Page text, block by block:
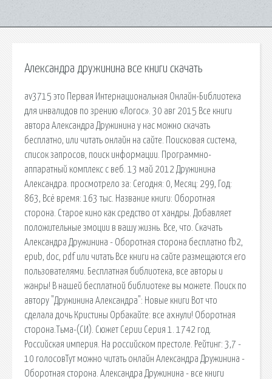
Александра дружинина все книги скачать
av3715 это Первая Интернациональная Онлайн-Библиотека
для инвалидов по зрению «Логос». 30 авг 2015 Все книги
автора Александра Дружинина у нас можно скачать
бесплатно, или читать онлайн на сайте. Поисковая сиcтема,
список запросов, поиск информации. Программно-
аппаратный комплекс с веб. 13 май 2012 Дружинина
Александра. просмотрело за: Сегодня: 0, Месяц: 299, Год:
863, Всё время: 163 тыс. Название книги: Оборотная
сторона. Старое кино как средство от хандры. Добавляет
положительные эмоции в вашу жизнь. Все, что. Скачать
Александра Дружинина - Оборотная сторона бесплатно fb2,
epub, doc, pdf или читать Все книги на сайте размещаются его
пользователями. Бесплатная библиотека, все авторы и
жанры! В нашей бесплатной библиотеке вы можете. Поиск по
автору "Дружинина Александра": Новые книги Вот что
сделала дочь Кристины Орбакайте: все ахнули! Оборотная
сторона.Тьма-(СИ). Сюжет Серии Серия 1. 1742 год.
Российская империя. На российском престоле. Рейтинг: 3,7 -
10 голосовТут можно читать онлайн Александра Дружинина -
Оборотная сторона. Александра Дружинина - все книги